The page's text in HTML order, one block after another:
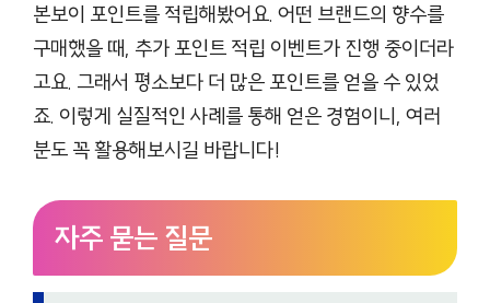
본보이 포인트를 적립해봤어요. 어떤 브랜드의 향수를
구매했을 때, 추가 포인트 적립 이벤트가 진행 중이더라
고요. 그래서 평소보다 더 많은 포인트를 얻을 수 있었
죠. 이렇게 실질적인 사례를 통해 얻은 경험이니, 여러
분도 꼭 활용해보시길 바랍니다!
자주 묻는 질문